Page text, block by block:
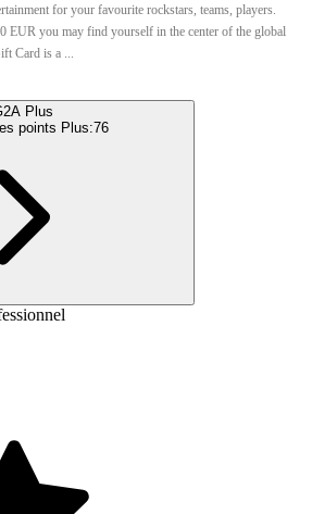
for your favourite rockstars, teams, players.
EUR you may find yourself in the center of the global
Card is a ...
Plus
points Plus:76